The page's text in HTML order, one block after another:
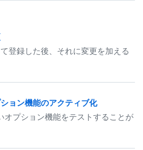
登録した後、それに変更を加える
ョン機能のアクティブ化
オプション機能をテストすることが